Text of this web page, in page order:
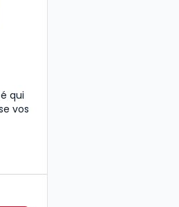
qui
vos